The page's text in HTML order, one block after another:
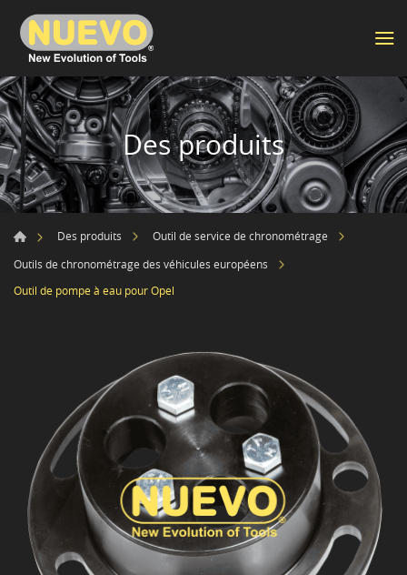
Des produits
Des produits
Outil de service de chronométrage
Outils de chronométrage des véhicules européens
Outil de pompe à eau pour Opel